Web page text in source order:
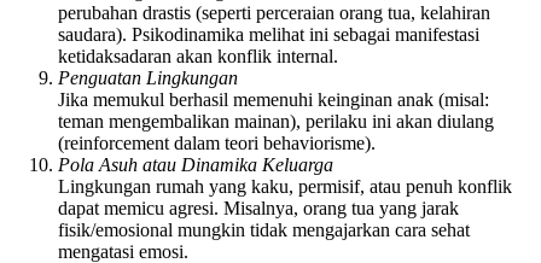
perubahan drastis (seperti perceraian orang tua, kelahiran
saudara). Psikodinamika melihat ini sebagai manifestasi
ketidaksadaran akan konflik internal.
Penguatan Lingkungan
Jika memukul berhasil memenuhi keinginan anak (misal:
teman mengembalikan mainan), perilaku ini akan diulang
(reinforcement dalam teori behaviorisme).
Pola Asuh atau Dinamika Keluarga
Lingkungan rumah yang kaku, permisif, atau penuh konflik
dapat memicu agresi. Misalnya, orang tua yang jarak
fisik/emosional mungkin tidak mengajarkan cara sehat
mengatasi emosi.